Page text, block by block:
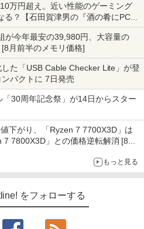
万円超え。近い性能のゲーミング
？【石田賀津男の『酒の肴にPCゲ
が今年最安の39,980円、大容量の
[8月前半のメモリ価格]
た「USB Cable Checker Lite」が登
パクトに 7日発売
30周年記念祭」が14日からスター
下がり、「Ryzen 7 7700X3D」は
7800X3D」との価格逆転解消 [8月
もっと見る
をフォローする